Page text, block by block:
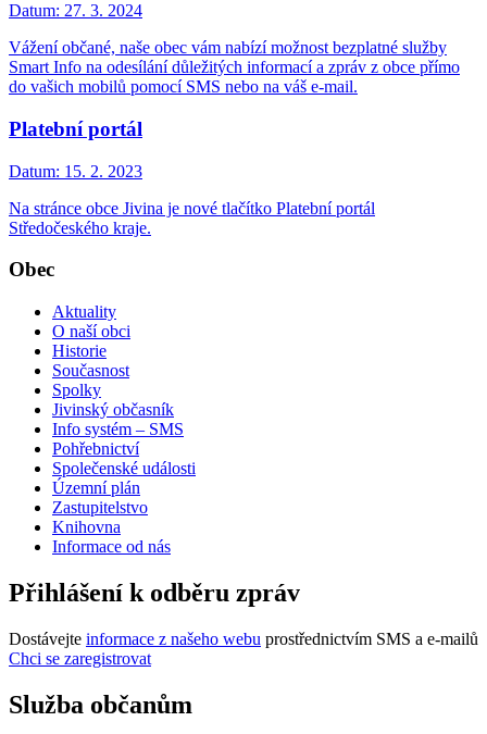
Datum: 27. 3. 2024
Vážení občané, naše obec vám nabízí možnost bezplatné služby
Smart Info na odesílání důležitých informací a zpráv z obce přímo
do vašich mobilů pomocí SMS nebo na váš e-mail.
Platební portál
Datum: 15. 2. 2023
Na stránce obce Jivina je nové tlačítko Platební portál
Středočeského kraje.
Obec
Aktuality
O naší obci
Historie
Současnost
Spolky
Jivinský občasník
Info systém – SMS
Pohřebnictví
Společenské události
Územní plán
Zastupitelstvo
Knihovna
Informace od nás
Přihlášení k odběru zpráv
Dostávejte informace z našeho webu prostřednictvím SMS a e-mailů
Chci se zaregistrovat
Služba občanům